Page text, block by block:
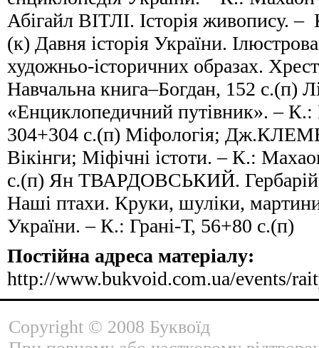
Абігайл ВІТЛІ. Історія живопису.
(к) Давня історія України.
художньо-історичних образах.
Навчальна книга–Богдан, 152 с.(п)
«Енциклопедичний путівник». –
304+304 с.(п) Міфологія;
Вікінги; Міфічні істоти. – К.:
с.(п) Ян ТВАРДОВСЬКИЙ.
Наші птахи. Круки, шуліки,
України. – К.: Грані-Т, 56+80 с.(п)
Постійна адреса матеріалу:
http://www.bukvoid.com.ua/events/
Copyright © 2008 Буквоїд